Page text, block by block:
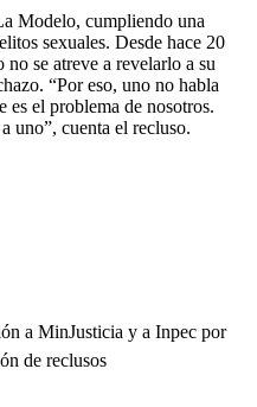
Modelo, cumpliendo una
sexuales. Desde hace 20
se atreve a revelarlo a su
“Por eso, uno no habla
el problema de nosotros.
uno”, cuenta el recluso.
a MinJusticia y a Inpec por
de reclusos